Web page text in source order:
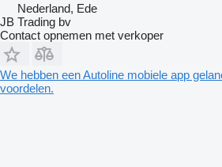
Nederland, Ede
JB Trading bv
Contact opnemen met verkoper
We hebben een Autoline mobiele app
voordelen.